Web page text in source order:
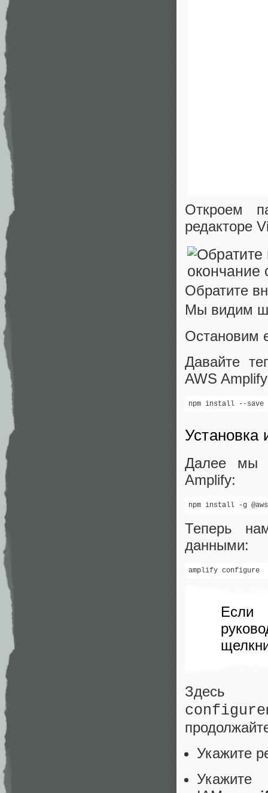
Откроем
редакторе
Обратите
Мы видим
Остановим
Давайте
AWS
npm install --save
Установка
Далее мы
Amplify:
npm install -g
Теперь
данными:
amplify configure
Если
configure
Укажите